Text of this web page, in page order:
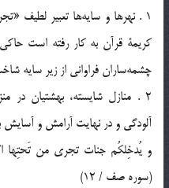
1 . نهرها و سايه‌ها تعبير لطيف
كريمة قرآن به كار رفته است
چشمه‌ساران فراواني از زير سايه
2 . منازل شايسته، بهشتيان در
آلودگي و در نهايت آرامش و آسايش
و يُدخِلكُم جنات تجري من تَحتِها
(سوره صف / 12)